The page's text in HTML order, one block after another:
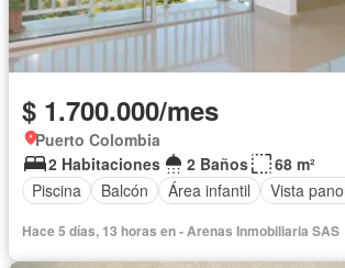
$ 1.700.000/mes
Puerto Colombia
2 Habitaciones
2 Baños
68 m²
Piscina
Balcón Área infantil Vista
Hace 5 días, 13 horas en - Arenas Inmobiliaria SAS